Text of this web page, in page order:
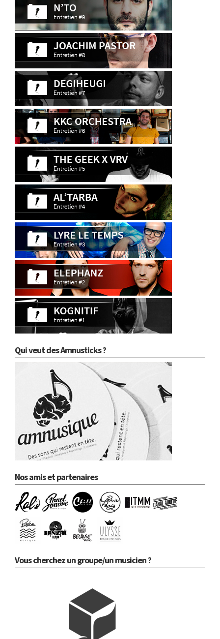
Qui veut des Amnusticks ?
Nos amis et partenaires
Vous cherchez un groupe/un musicien ?